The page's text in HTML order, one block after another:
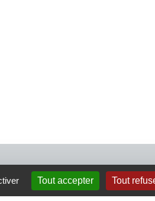
Terre
Tout accepter Tout